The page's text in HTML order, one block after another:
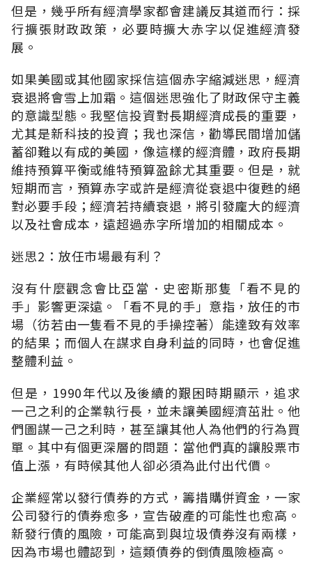
但是，幾乎所有經濟學家都會建議反其道而行：採
行擴張財政政策，必要時擴大赤字以促進經濟發
展。
如果美國或其他國家採信這個赤字縮減迷思，經濟
衰退將會雪上加霜。這個迷思強化了財政保守主義
的意識型態。我堅信投資對長期經濟成長的重要，
尤其是新科技的投資；我也深信，勸導民間增加儲
蓄卻難以有成的美國，像這樣的經濟體，政府長期
維持預算平衡或維特預算盈餘尤其重要。但是，就
短期而言，預算赤字或許是經濟從衰退中復甦的絕
對必要手段；經濟若持續衰退，將引發龐大的經濟
以及社會成本，遠超過赤字所增加的相關成本。
迷思2：放任市場最有利？
沒有什麼觀念會比亞當．史密斯那隻「看不見的
手」影響更深遠。「看不見的手」意指，放任的市
場（彷若由一隻看不見的手操控著）能達致有效率
的結果；而個人在謀求自身利益的同時，也會促進
整體利益。
但是，1990年代以及後續的艱困時期顯示，追求
一己之利的企業執行長，並未讓美國經濟茁壯。他
們圖謀一己之利時，甚至讓其他人為他們的行為買
單。其中有個更深層的問題：當他們真的讓股票市
值上漲，有時候其他人卻必須為此付出代價。
企業經常以發行債券的方式，籌措購併資金，一家
公司發行的債券愈多，宣告破產的可能性也愈高。
新發行債的風險，可能高到與垃圾債券沒有兩樣，
因為市場也體認到，這類債券的倒債風險極高。